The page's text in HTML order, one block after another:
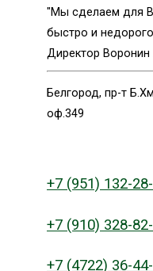
"Мы сделаем для
быстро и
Директор Воронин
Белгород, пр-т
оф.349
+7 (951) 132-
+7 (910) 328-
+7 (4722) 36-